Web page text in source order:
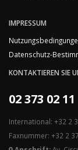
IMPRESSUM
Datenschutz-
KONTAKTIEREN SIE
02 373 02 11
International: +32 2
Faxnummer: +32 2